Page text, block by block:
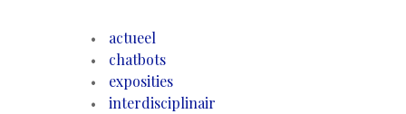
actueel
chatbots
exposities
interdisciplinair